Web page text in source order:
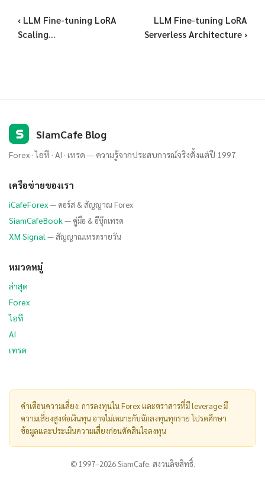
‹ LLM Fine-tuning LoRA
Scaling...
LLM Fine-tuning LoRA
Serverless Architecture ›
S SiamCafe Blog
Forex · ไอที · AI · เทรด — ความรู้จากประสบการณ์จริงตั้งแต่ปี 1997
เครือข่ายของเรา
iCafeForex— คอร์ส & สัญญาณ Forex
SiamCafeBook— คู่มือ & อีบุ๊กเทรด
XM Signal — สัญญาณเทรดรายวัน
หมวดหมู่
ล่าสุด
Forex
ไอที
AI
เทรด
คำเตือนความเสี่ยง: การลงทุนใน Forex และตราสารที่มี leverage มี
ความเสี่ยงสูงต่อเงินทุน อาจไม่เหมาะกับนักลงทุนทุกราย โปรดศึกษา
ข้อมูลและประเมินความเสี่ยงก่อนตัดสินใจลงทุน
© 1997–2026 SiamCafe. สงวนลิขสิทธิ์.